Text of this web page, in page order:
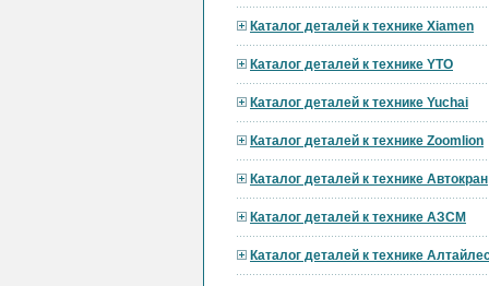
Каталог деталей к технике Xiamen
Каталог деталей к технике YTO
Каталог деталей к технике Yuchai
Каталог деталей к технике Zoomlion
Каталог деталей к технике Автокран
Каталог деталей к технике АЗСМ
Каталог деталей к технике